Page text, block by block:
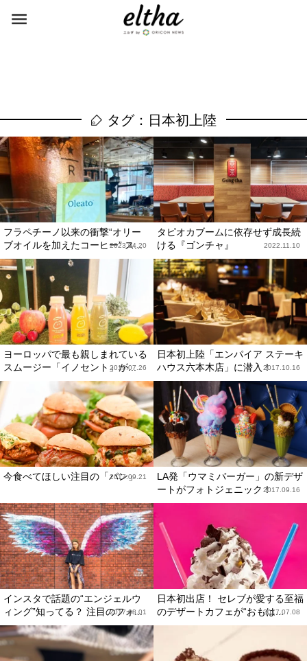
タグ：日本初上陸
フラペチーノ以来の衝撃“オリー
ブオイルを加えたコーヒー” ス...
2023.04.20
タピオカブームに依存せず成長続
ける『ゴンチャ』
2022.11.10
ヨーロッパで最も親しまれている
スムージー「イノセント」が...
2019.07.26
日本初上陸「エンパイア ステーキ
ハウス六本木店」に潜入！2017.10.16
今食べてほしい注目の「パン」
2017.09.21
LA発「ウマミバーガー」の新デザ
ートがフォトジェニック！2017.09.16
インスタで話題の“エンジェルウ
ィング”知ってる？ 注目のフォ...
2017.08.01
日本初出店！ セレブが愛する至福
のデザートカフェが“おもは...
2017.07.08